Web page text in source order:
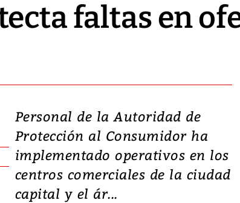
faltas en
Personal de la Autoridad de
Protección al Consumidor ha
implementado operativos en los
centros comerciales de la ciudad
capital y el ár...
Video, Japón: Terremoto
deja heridos y graves
daños en Kumamoto